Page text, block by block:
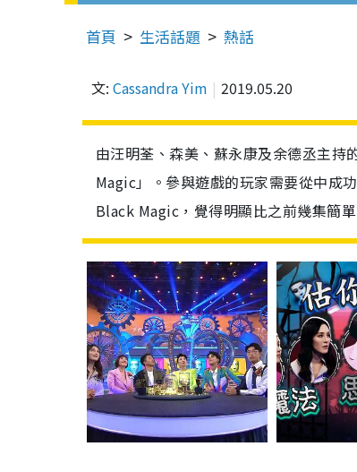
首頁 生活話題 熱話
文: Cassandra Yim 2019.05.20
由汪明荃、森美、蘇永康及余德丞主
Magic」。參與遊戲的玩家需要從中成
Black Magic，覺得明顯比之前幾集簡